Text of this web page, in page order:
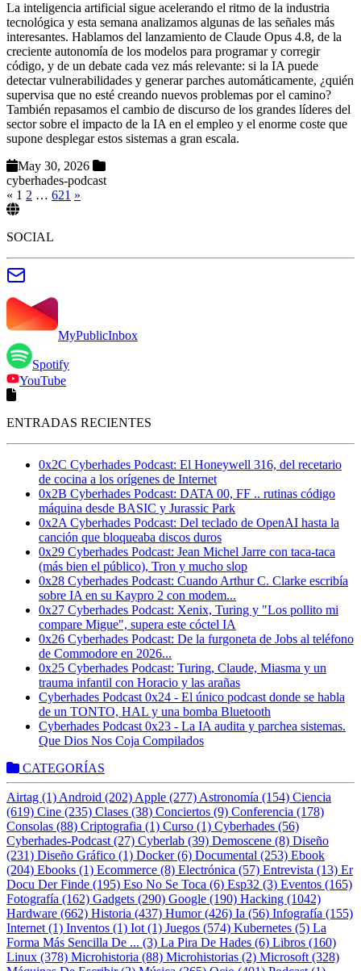
La inteligencia artificial sigue acelerando el ritmo de la industria
tecnológica y esta semana analizamos algunas de las señales más
interesantes. Hablamos del lanzamiento de Claude Opus 4.8, de la
creciente autonomía de los modelos para programar y corregir
código, y de un debate cada vez más relevante: si la IA puede
detectar vulnerabilidades y generar parches automáticamente, ¿quién
supervisa que no esté creando nuevos problemas por el camino?
También repasamos el cambio de discurso de los grandes líderes del
sector sobre el impacto de la IA en el empleo y el enorme coste que
supone desplegar estos sistemas a gran escala.
May 30, 2026
cyberhades-podcast
« 1 2 … 621 »
SOCIAL
MyPublicInbox
Spotify
YouTube
ENTRADAS RECIENTES
0x2C Cyberhades Podcast: El Honeywell 316, del recetario
de cocina a los orígenes de Internet
0x2B Cyberhades Podcast: DATA 00, FF .. rutinas código
máquina desde BASIC y Jurassic Park
0x2A Cyberhades Podcast: Del teclado de OpenAI hasta la
canción que bloqueaba discos duros
0x29 Cyberhades Podcast: Jean Michel Jarre con taca-taca
(más bien el público), Tron y mucho slop
0x28 Cyberhades Podcast: Cuando Arthur C. Clarke escribía
sobre IA en su Kaypro 2 con modem...
0x27 Cyberhades Podcast: Xenix, Turing y "Los pollito mi
compare Migue", supera este cóctel IA
0x26 Cyberhades Podcast: De la furgoneta de Jobs al teléfono
de Commodore en 2026...
0x25 Cyberhades Podcast: Turing, Claude, Miasma y un
trauma infantil con Horacio y las arañas
Cyberhades Podcast 0x24 - El único podcast donde se habla
de un TONTO, HAL y una bomba Bluetooth
Cyberhades Podcast 0x23 - La IA audita y parchea sistemas.
Que Dios Nos Coja Compilados
CATEGORÍAS
Airtag (1) Android (202) Apple (277) Astronomía (154) Ciencia
(619) Cine (235) Clases (38) Conciertos (9) Conferencia (178)
Consolas (88) Criptografia (1) Curso (1) Cyberhades (56)
Cyberhades-Podcast (27) Cyberlab (39) Demoscene (8) Diseño
(231) Diseño Gráfico (1) Docker (6) Documental (253) Ebook
(204) Ebooks (1) Ecommerce (8) Electrónica (57) Entrevista (13) Er
Docu Der Finde (195) Eso No Se Toca (6) Esp32 (3) Eventos (165)
Fotografía (162) Gadgets (290) Google (190) Hacking (1042)
Hardware (662) Historia (437) Humor (426) Ia (56) Infografía (155)
Internet (1) Inventos (1) Iot (1) Juegos (574) Kubernetes (5) La
Forma Más Sencilla De ... (3) La Pira De Hades (6) Libros (160)
Linux (378) Microhistoria (88) Microhistorias (2) Microsoft (328)